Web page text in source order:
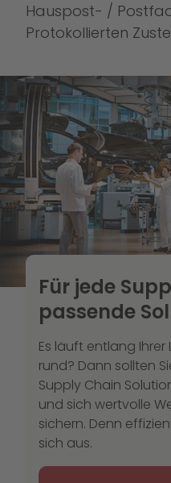
Hauspost- /
Protokollierten
Für jede
passende
Es läuft entlang
rund? Dann sollten
Supply Chain
und sich wertvolle
sichern. Denn
sich aus.